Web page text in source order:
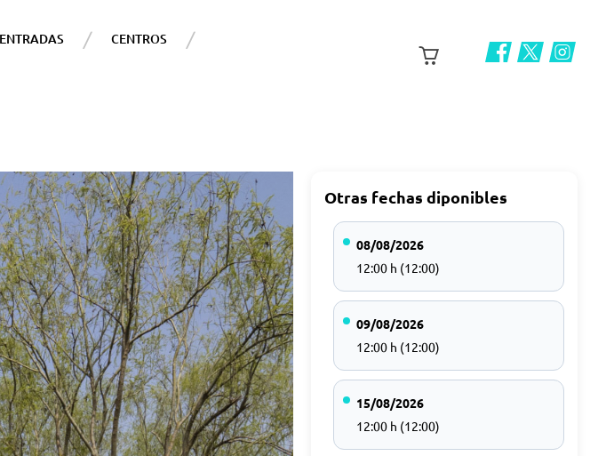
CENTROS
Otras fechas diponibles
08/08/2026
12:00 h (12:00)
09/08/2026
12:00 h (12:00)
15/08/2026
12:00 h (12:00)